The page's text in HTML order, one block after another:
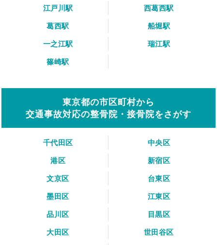
江戸川駅
西葛西駅
葛西駅
船堀駅
一之江駅
瑞江駅
篠崎駅
東京都の市区町村から
交通事故対応の整骨院・接骨院をさがす
千代田区
中央区
港区
新宿区
文京区
台東区
墨田区
江東区
品川区
目黒区
大田区
世田谷区